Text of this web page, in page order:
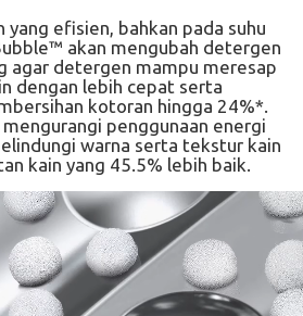
yang efisien, bahkan pada suhu
akan mengubah detergen
agar detergen mampu meresap
dengan lebih cepat serta
kotoran hingga 24%*.
penggunaan energi
warna serta tekstur kain
kain yang 45.5% lebih baik.